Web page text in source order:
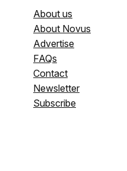
About us
About Novus
Advertise
FAQs
Contact
Newsletter
Subscribe